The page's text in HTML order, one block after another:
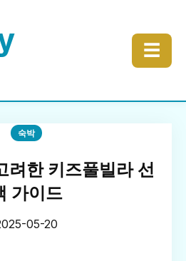
☰
숙박
려한 키즈풀빌라 선
가이드
05-20